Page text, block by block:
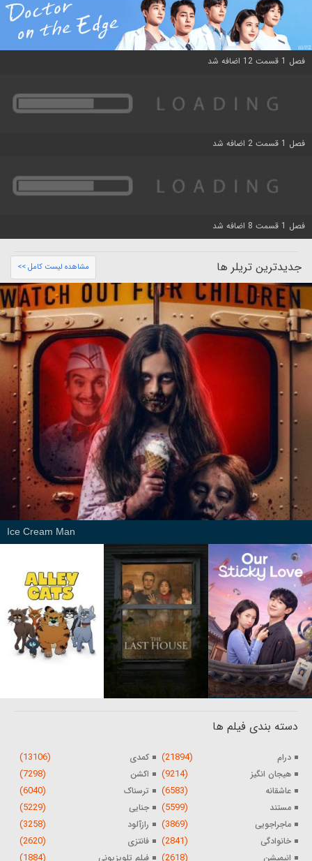
فصل 1 قسمت 12 اضافه شد
فصل 1 قسمت 2 اضافه شد
فصل 1 قسمت 8 اضافه شد
جدیدترین تریلر ها مشاهده لیست کامل >>
Ice Cream Man
دسته بندی فیلم ها
درام (21894) کمدی (13106)
هیجان انگیز (9214) اکشن (7298)
عاشقانه (6583) ترسناک (6040)
مستند (5599) جنایی (5229)
ماجراجویی (3869) رازآلود (3258)
خانوادگی (2841) فانتزی (2620)
انیمیشن (2618) فیلم تلویزیونی (1884)